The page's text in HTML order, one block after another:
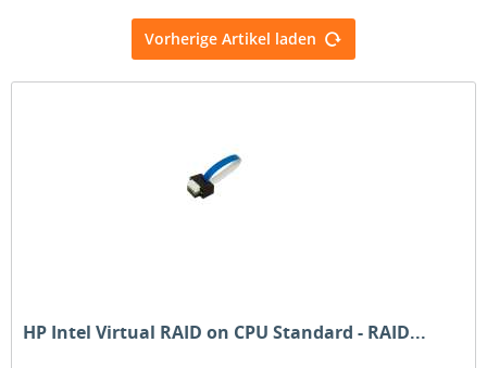
Vorherige Artikel laden
HP Intel Virtual RAID on CPU Standard - RAID...